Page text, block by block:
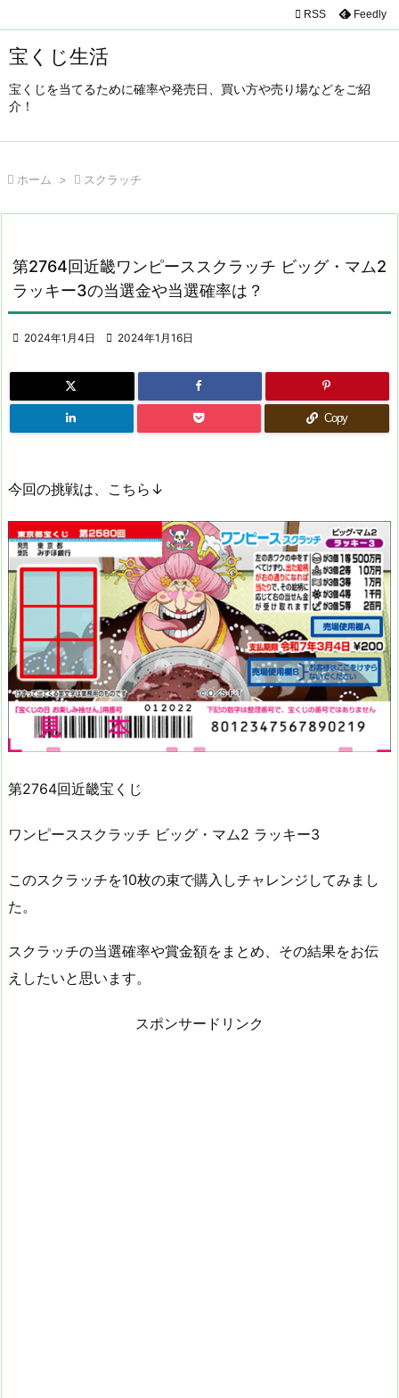
宝くじ生活
宝くじを当てるために確率や発売日、買い方や売り場などをご紹
介！

サイド
前へ
 RSS Feedly
 ホーム >  スクラッチ
第2764回近畿ワンピーススクラッチ ビッグ・マム2
ラッキー3の当選金や当選確率は？
 2024年1月4日  2024年1月16日
Copy
今回の挑戦は、こちら↓
第2764回近畿宝くじ
ワンピーススクラッチ ビッグ・マム2 ラッキー3
このスクラッチを10枚の束で購入しチャレンジしてみまし
た。
スクラッチの当選確率や賞金額をまとめ、その結果をお伝
えしたいと思います。
スポンサードリンク